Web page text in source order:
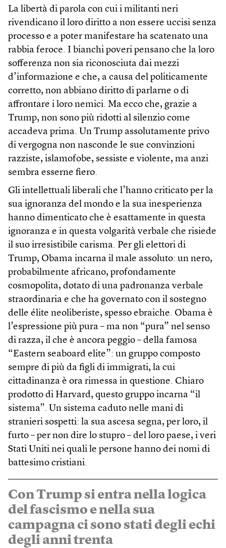
La libertà di parola con cui i militanti neri
rivendicano il loro diritto a non essere uccisi senza
processo e a poter manifestare ha scatenato una
rabbia feroce. I bianchi poveri pensano che la loro
sofferenza non sia riconosciuta dai mezzi
d’informazione e che, a causa del politicamente
corretto, non abbiano diritto di parlarne o di
affrontare i loro nemici. Ma ecco che, grazie a
Trump, non sono più ridotti al silenzio come
accadeva prima. Un Trump assolutamente privo
di vergogna non nasconde le sue convinzioni
razziste, islamofobe, sessiste e violente, ma anzi
sembra esserne fiero.
Gli intellettuali liberali che l’hanno criticato per la
sua ignoranza del mondo e la sua inesperienza
hanno dimenticato che è esattamente in questa
ignoranza e in questa volgarità verbale che risiede
il suo irresistibile carisma. Per gli elettori di
Trump, Obama incarna il male assoluto: un nero,
probabilmente africano, profondamente
cosmopolita, dotato di una padronanza verbale
straordinaria e che ha governato con il sostegno
delle élite neoliberiste, spesso ebraiche. Obama è
l’espressione più pura – ma non “pura” nel senso
di razza, il che è ancora peggio – della famosa
“Eastern seaboard elite”: un gruppo composto
sempre di più da figli di immigrati, la cui
cittadinanza è ora rimessa in questione. Chiaro
prodotto di Harvard, questo gruppo incarna “il
sistema”. Un sistema caduto nelle mani di
stranieri sospetti: la sua ascesa segna, per loro, il
furto – per non dire lo stupro – del loro paese, i veri
Stati Uniti nei quali le persone hanno dei nomi di
battesimo cristiani.
Con Trump si entra nella logica
del fascismo e nella sua
campagna ci sono stati degli echi
degli anni trenta